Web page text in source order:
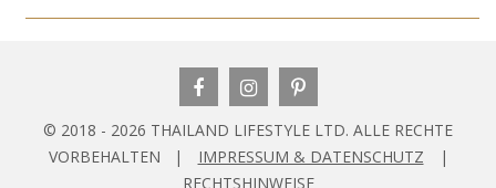
© 2018 - 2026 THAILAND LIFESTYLE LTD. ALLE RECHTE
VORBEHALTEN |
IMPRESSUM & DATENSCHUTZ
|
RECHTSHINWEISE